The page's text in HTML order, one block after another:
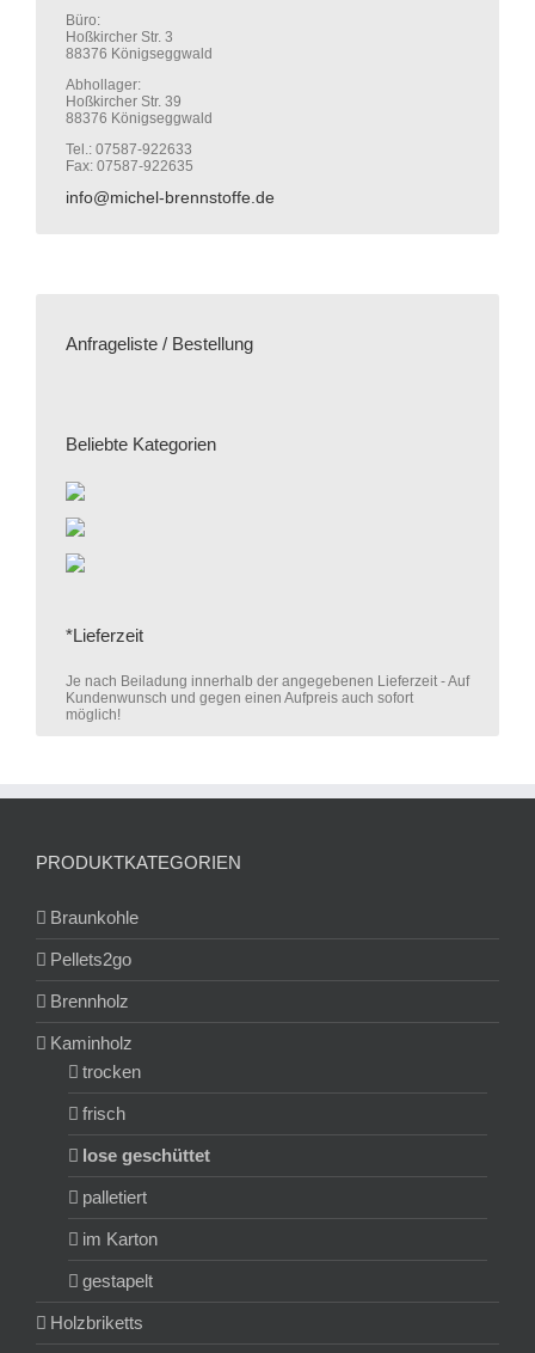
Büro:
Hoßkircher Str. 3
88376 Königseggwald
Abhollager:
Hoßkircher Str. 39
88376 Königseggwald
Tel.: 07587-922633
Fax: 07587-922635
info@michel-brennstoffe.de
Anfrageliste / Bestellung
Beliebte Kategorien
*Lieferzeit
Je nach Beiladung innerhalb der angegebenen Lieferzeit - Auf
Kundenwunsch und gegen einen Aufpreis auch sofort
möglich!
PRODUKTKATEGORIEN
Braunkohle
Pellets2go
Brennholz
Kaminholz
trocken
frisch
lose geschüttet
palletiert
im Karton
gestapelt
Holzbriketts